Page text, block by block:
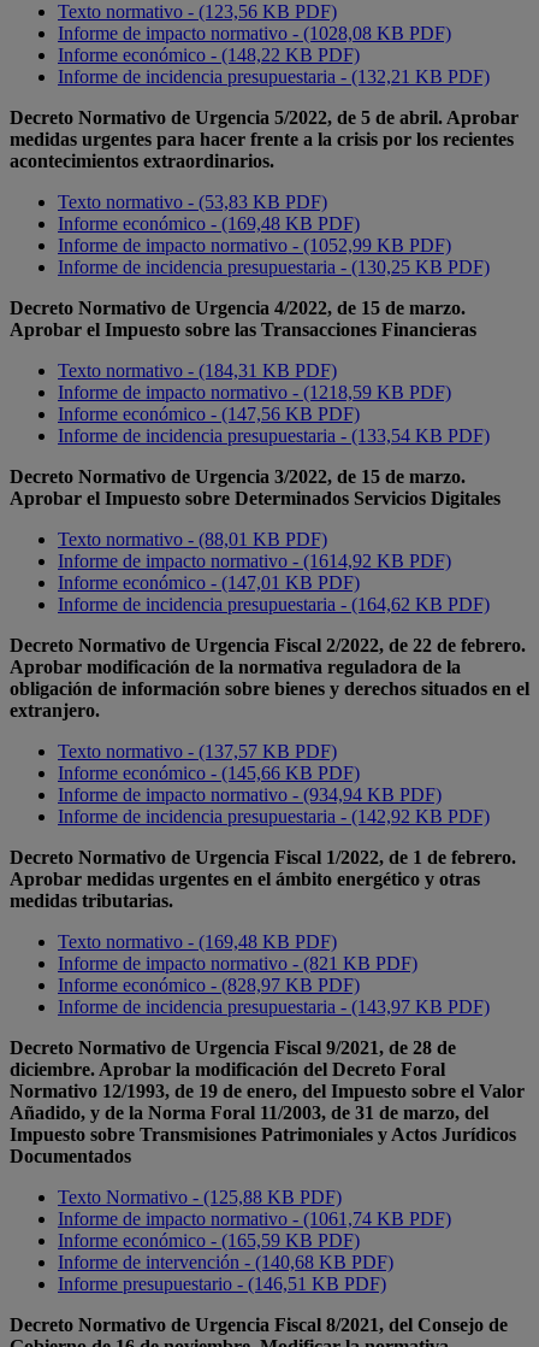
Texto normativo - (123,56 KB PDF)
Informe de impacto normativo - (1028,08 KB PDF)
Informe económico - (148,22 KB PDF)
Informe de incidencia presupuestaria - (132,21 KB PDF)
Decreto Normativo de Urgencia 5/2022, de 5 de abril. Aprobar
medidas urgentes para hacer frente a la crisis por los recientes
acontecimientos extraordinarios.
Texto normativo - (53,83 KB PDF)
Informe económico - (169,48 KB PDF)
Informe de impacto normativo - (1052,99 KB PDF)
Informe de incidencia presupuestaria - (130,25 KB PDF)
Decreto Normativo de Urgencia 4/2022, de 15 de marzo.
Aprobar el Impuesto sobre las Transacciones Financieras
Texto normativo - (184,31 KB PDF)
Informe de impacto normativo - (1218,59 KB PDF)
Informe económico - (147,56 KB PDF)
Informe de incidencia presupuestaria - (133,54 KB PDF)
Decreto Normativo de Urgencia 3/2022, de 15 de marzo.
Aprobar el Impuesto sobre Determinados Servicios Digitales
Texto normativo - (88,01 KB PDF)
Informe de impacto normativo - (1614,92 KB PDF)
Informe económico - (147,01 KB PDF)
Informe de incidencia presupuestaria - (164,62 KB PDF)
Decreto Normativo de Urgencia Fiscal 2/2022, de 22 de febrero.
Aprobar modificación de la normativa reguladora de la
obligación de información sobre bienes y derechos situados en el
extranjero.
Texto normativo - (137,57 KB PDF)
Informe económico - (145,66 KB PDF)
Informe de impacto normativo - (934,94 KB PDF)
Informe de incidencia presupuestaria - (142,92 KB PDF)
Decreto Normativo de Urgencia Fiscal 1/2022, de 1 de febrero.
Aprobar medidas urgentes en el ámbito energético y otras
medidas tributarias.
Texto normativo - (169,48 KB PDF)
Informe de impacto normativo - (821 KB PDF)
Informe económico - (828,97 KB PDF)
Informe de incidencia presupuestaria - (143,97 KB PDF)
Decreto Normativo de Urgencia Fiscal 9/2021, de 28 de
diciembre. Aprobar la modificación del Decreto Foral
Normativo 12/1993, de 19 de enero, del Impuesto sobre el Valor
Añadido, y de la Norma Foral 11/2003, de 31 de marzo, del
Impuesto sobre Transmisiones Patrimoniales y Actos Jurídicos
Documentados
Texto Normativo - (125,88 KB PDF)
Informe de impacto normativo - (1061,74 KB PDF)
Informe económico - (165,59 KB PDF)
Informe de intervención - (140,68 KB PDF)
Informe presupuestario - (146,51 KB PDF)
Decreto Normativo de Urgencia Fiscal 8/2021, del Consejo de